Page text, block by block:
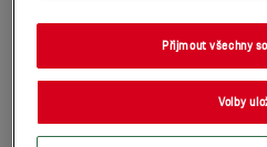
Přijmout všechny
Volby